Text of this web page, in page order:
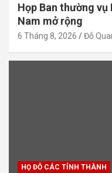
Họp Ban thường
Nam mở rộng
6 Tháng 8, 2026 Đỗ
HỌ ĐỖ CÁC TỈNH THÀNH